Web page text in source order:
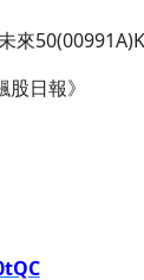
來
日報》